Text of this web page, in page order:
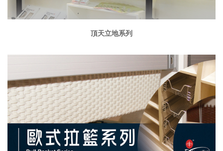
頂天立地系列